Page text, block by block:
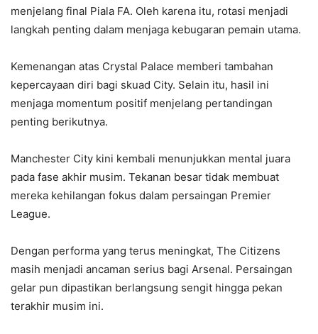
menjelang final Piala FA. Oleh karena itu, rotasi menjadi
langkah penting dalam menjaga kebugaran pemain utama.
Kemenangan atas Crystal Palace memberi tambahan
kepercayaan diri bagi skuad City. Selain itu, hasil ini
menjaga momentum positif menjelang pertandingan
penting berikutnya.
Manchester City kini kembali menunjukkan mental juara
pada fase akhir musim. Tekanan besar tidak membuat
mereka kehilangan fokus dalam persaingan Premier
League.
Dengan performa yang terus meningkat, The Citizens
masih menjadi ancaman serius bagi Arsenal. Persaingan
gelar pun dipastikan berlangsung sengit hingga pekan
terakhir musim ini.